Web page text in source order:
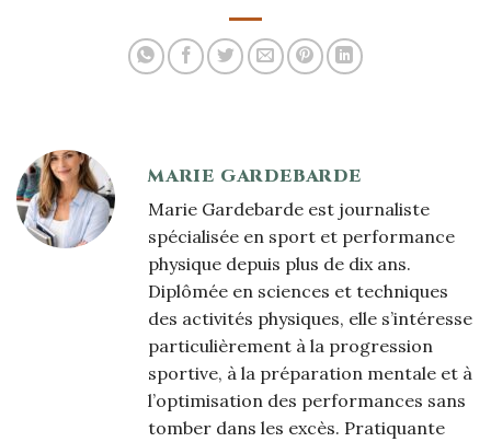
MARIE GARDEBARDE
Marie Gardebarde est journaliste
spécialisée en sport et performance
physique depuis plus de dix ans.
Diplômée en sciences et techniques
des activités physiques, elle s’intéresse
particulièrement à la progression
sportive, à la préparation mentale et à
l’optimisation des performances sans
tomber dans les excès. Pratiquante